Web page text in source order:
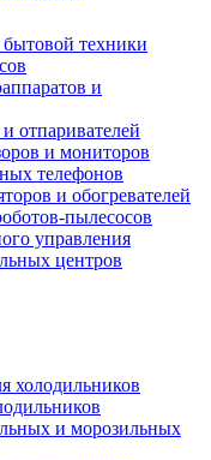
бытовой техники
и
отпаривателей
и мониторов
телефонов
и обогревателей
пылесосов
управления
центров
холодильников
и морозильных